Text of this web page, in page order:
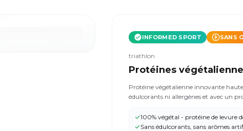
INFORMED SPORT SANS
triathlon
Protéines
Protéine végétalienne innovante
édulcorants ni allergènes et avec un profil
pour mélanger sans altérer le goût
musculaire et favoriser la santé
100% végétal - protéine de levure
Sans édulcorants, sans arômes